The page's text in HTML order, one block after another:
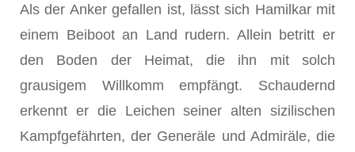
Als der Anker gefallen ist, lässt sich Hamilkar mit
einem Beiboot an Land rudern. Allein betritt er
den Boden der Heimat, die ihn mit solch
grausigem Willkomm empfängt. Schaudernd
erkennt er die Leichen seiner alten sizilischen
Kampfgefährten, der Generäle und Admiräle, die